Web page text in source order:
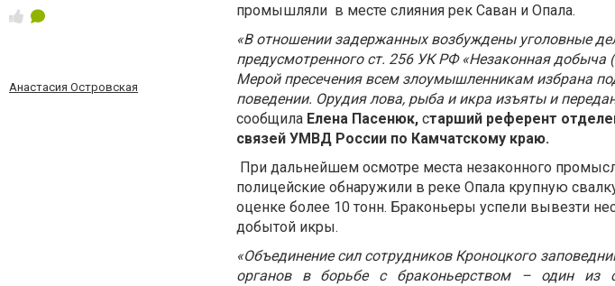
Анастасия Островская
промышляли в месте слияния рек Саван и Опала.
«В отношении задержанных возбуждены уголовные
предусмотренного ст. 256 УК РФ «Незаконная добыча
Мерой пресечения всем злоумышленникам избрана
поведении. Орудия лова, рыба и икра изъяты и
сообщила Елена Пасенюк, старший референт
связей УМВД России по Камчатскому краю.
При дальнейшем осмотре места незаконного
полицейские обнаружили в реке Опала крупную
оценке более 10 тонн. Браконьеры успели вывезти
добытой икры.
«Объединение сил сотрудников Кроноцкого
органов в борьбе с браконьерством – один из